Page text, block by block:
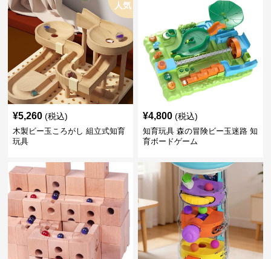
人気
¥5,260 (税込)
木製ビー玉ころがし 組立式知育
玩具
¥4,800 (税込)
知育玩具 森の冒険ビー玉迷路 知
育ボードゲーム